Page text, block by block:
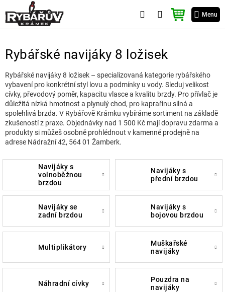
na
obsah
Menu
NÁKUPNÍ
KOŠÍK
Rybářské navijáky 8 ložisek
Rybářské navijáky 8 ložisek – specializovaná kategorie rybářského
vybavení pro konkrétní styl lovu a podmínky u vody. Sleduj velikost
cívky, převodový poměr, kapacitu vlasce a kvalitu brzdy. Pro přívlač je
důležitá nízká hmotnost a plynulý chod, pro kaprařinu silná a
spolehlivá brzda. V Rybářově Krámku vybíráme sortiment na základě
zkušeností z praxe. Objednávky nad 1 500 Kč mají dopravu zdarma a
produkty si můžeš osobně prohlédnout v kamenné prodejně na
adrese Nádražní 42, 564 01 Žamberk.
navijáky s
volnoběžnou
brzdou
navijáky s
přední brzdou
navijáky se
zadní brzdou
navijáky s
bojovou brzdou
multiplikátory
muškařské
navijáky
náhradní cívky
pouzdra na
navijáky